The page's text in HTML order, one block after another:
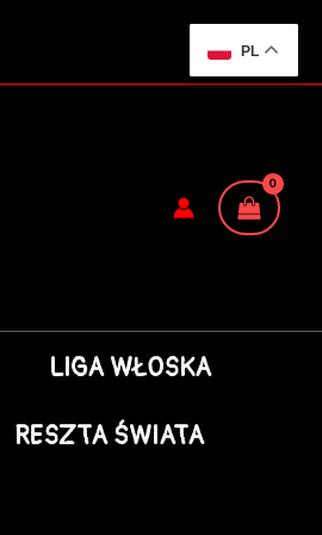
LIGA WŁOSKA
RESZTA ŚWIATA
PL